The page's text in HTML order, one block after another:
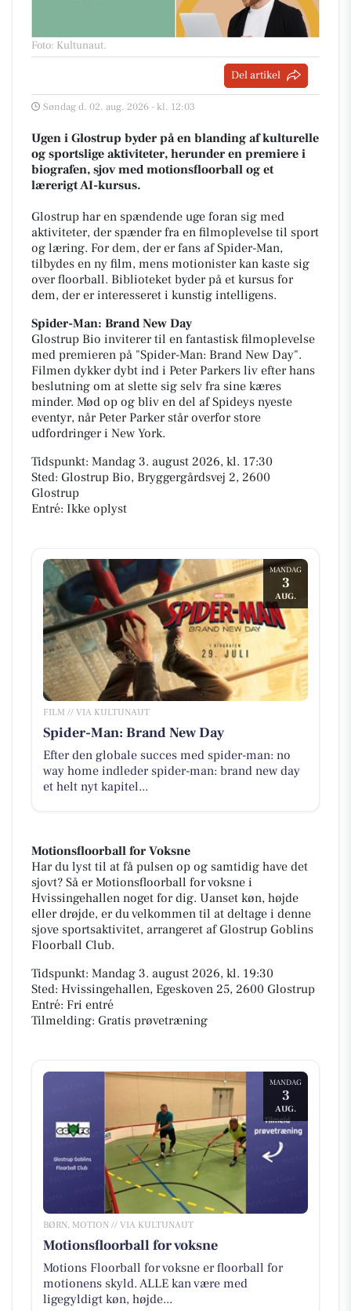
Foto: Kultunaut.
Del artikel
Søndag d. 02. aug. 2026 - kl. 12:03
Ugen i Glostrup byder på en blanding af kulturelle
og sportslige aktiviteter, herunder en premiere i
biografen, sjov med motionsfloorball og et
lærerigt AI-kursus.
Glostrup har en spændende uge foran sig med
aktiviteter, der spænder fra en filmoplevelse til sport
og læring. For dem, der er fans af Spider-Man,
tilbydes en ny film, mens motionister kan kaste sig
over floorball. Biblioteket byder på et kursus for
dem, der er interesseret i kunstig intelligens.
Spider-Man: Brand New Day
Glostrup Bio inviterer til en fantastisk filmoplevelse
med premieren på "Spider-Man: Brand New Day".
Filmen dykker dybt ind i Peter Parkers liv efter hans
beslutning om at slette sig selv fra sine kæres
minder. Mød op og bliv en del af Spideys nyeste
eventyr, når Peter Parker står overfor store
udfordringer i New York.
Tidspunkt: Mandag 3. august 2026, kl. 17:30
Sted: Glostrup Bio, Bryggergårdsvej 2, 2600
Glostrup
Entré: Ikke oplyst
MANDAG
3
AUG.
FILM // VIA KULTUNAUT
Spider-Man: Brand New Day
Efter den globale succes med spider-man: no
way home indleder spider-man: brand new day
et helt nyt kapitel...
Motionsfloorball for Voksne
Har du lyst til at få pulsen op og samtidig have det
sjovt? Så er Motionsfloorball for voksne i
Hvissingehallen noget for dig. Uanset køn, højde
eller drøjde, er du velkommen til at deltage i denne
sjove sportsaktivitet, arrangeret af Glostrup Goblins
Floorball Club.
Tidspunkt: Mandag 3. august 2026, kl. 19:30
Sted: Hvissingehallen, Egeskoven 25, 2600 Glostrup
Entré: Fri entré
Tilmelding: Gratis prøvetræning
MANDAG
3
AUG.
BØRN, MOTION // VIA KULTUNAUT
Motionsfloorball for voksne
Motions Floorball for voksne er floorball for
motionens skyld. ALLE kan være med
ligegyldigt køn, højde...